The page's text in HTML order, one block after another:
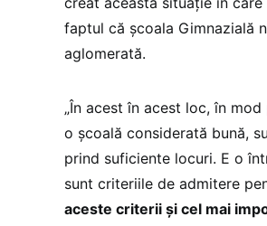
faptul că școala Gimnazială
aglomerată.
„În acest în acest loc, în
o școală considerată bună,
prind suficiente locuri. E o
sunt criteriile de admitere
aceste criterii și cel mai